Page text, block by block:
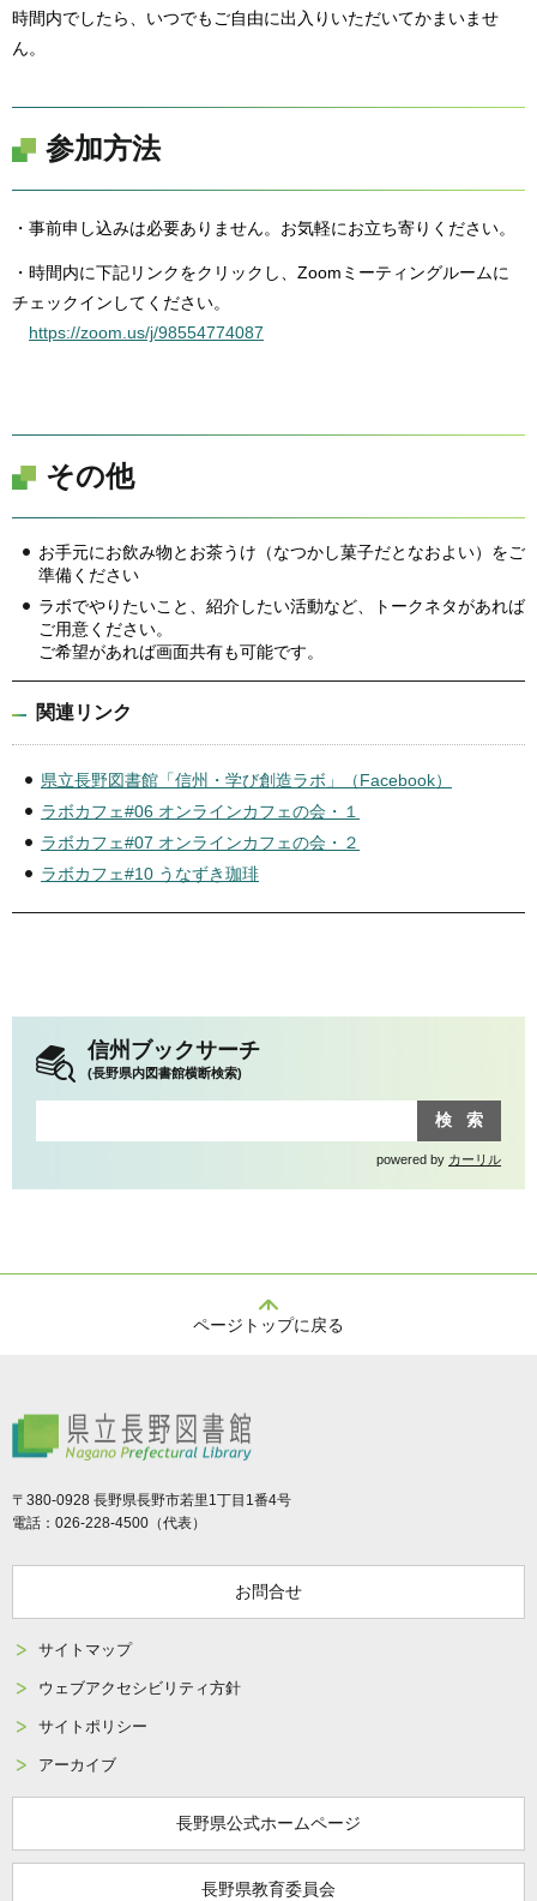
時間内でしたら、いつでもご自由に出入りいただいてかまいませ
ん。
参加方法
・事前申し込みは必要ありません。お気軽にお立ち寄りください。
・時間内に下記リンクをクリックし、Zoomミーティングルームに
チェックインしてください。
https://zoom.us/j/98554774087
その他
お手元にお飲み物とお茶うけ（なつかし菓子だとなおよい）をご
準備ください
ラボでやりたいこと、紹介したい活動など、トークネタがあれば
ご用意ください。
ご希望があれば画面共有も可能です。
関連リンク
県立長野図書館「信州・学び創造ラボ」（Facebook）
ラボカフェ#06 オンラインカフェの会・１
ラボカフェ#07 オンラインカフェの会・２
ラボカフェ#10 うなずき珈琲
信州ブックサーチ
(長野県内図書館横断検索)
powered by カーリル
ページトップに戻る
県立長野図書館
〒380-0928 長野県長野市若里1丁目1番4号
電話：026-228-4500（代表）
お問合せ
サイトマップ
ウェブアクセシビリティ方針
サイトポリシー
アーカイブ
長野県公式ホームページ
長野県教育委員会